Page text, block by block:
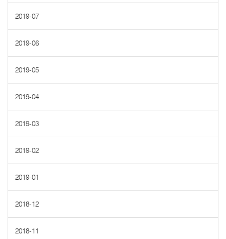
2019-07
2019-06
2019-05
2019-04
2019-03
2019-02
2019-01
2018-12
2018-11